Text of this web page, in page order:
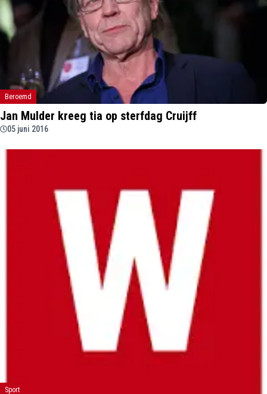
Beroemd
Jan Mulder kreeg tia op sterfdag Cruijff
05 juni 2016
Sport